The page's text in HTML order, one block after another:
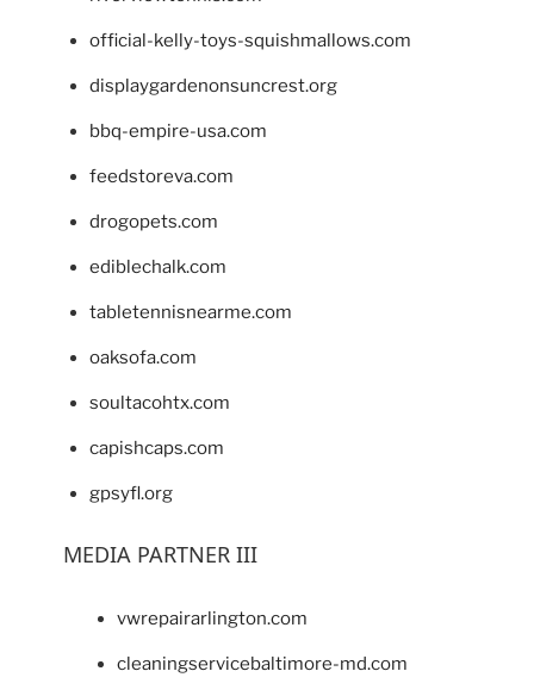
official-kelly-toys-squishmallows.com
displaygardenonsuncrest.org
bbq-empire-usa.com
feedstoreva.com
drogopets.com
ediblechalk.com
tabletennisnearme.com
oaksofa.com
soultacohtx.com
capishcaps.com
gpsyfl.org
MEDIA PARTNER III
vwrepairarlington.com
cleaningservicebaltimore-md.com